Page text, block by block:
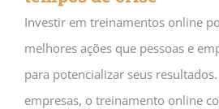
Investir em treinamentos online
melhores ações que pessoas e
para potencializar seus
empresas, o treinamento online